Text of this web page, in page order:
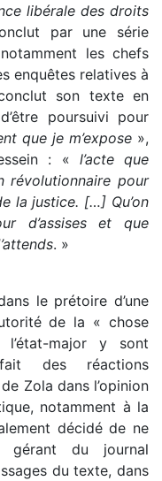
libérale des droits
par une série
les chefs
enquêtes relatives à
son texte en
poursuivi pour
que je m’expose »,
: « l’acte que
révolutionnaire pour
la justice. […] Qu’on
d’assises et que
. »
le prétoire d’une
de la « chose
major y sont
des réactions
Zola dans l’opinion
notamment à la
décidé de ne
gérant du journal
du texte, dans